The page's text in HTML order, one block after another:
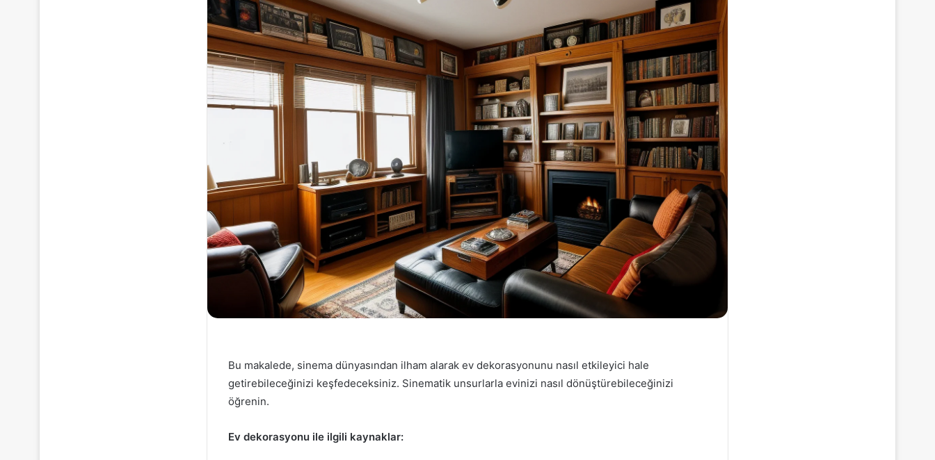
Bu makalede, sinema dünyasından ilham alarak ev dekorasyonunu nasıl etkileyici hale
getirebileceğinizi keşfedeceksiniz. Sinematik unsurlarla evinizi nasıl dönüştürebileceğinizi
öğrenin.
Ev dekorasyonu ile ilgili kaynaklar: